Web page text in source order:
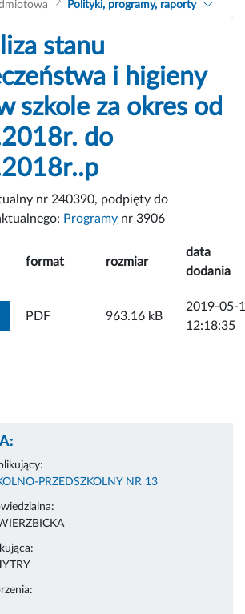
Polityki, programy, raporty
stanu
i higieny
szkole za okres od
do
nr 240390, podpięty do
Programy nr 3906
format rozmiar
data
dodania
ZAŁĄCZNIK
PDF 963.16 kB
2019-05-
12:18:35
PRZEDSZKOLNY NR 13